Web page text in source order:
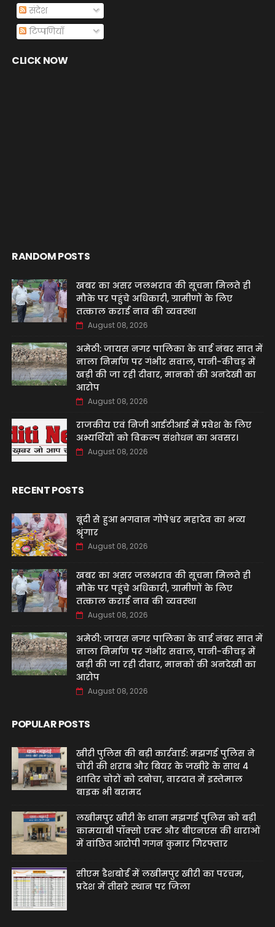
संदेश
टिप्पणियाँ
CLICK NOW
RANDOM POSTS
खबर का असर जलभराव की सूचना मिलते ही
मौके पर पहुंचे अधिकारी, ग्रामीणों के लिए
तत्काल कराई नाव की व्यवस्था
August 08, 2026
अमेठी: जायस नगर पालिका के वार्ड नंबर सात में
नाला निर्माण पर गंभीर सवाल, पानी-कीचड़ में
खड़ी की जा रही दीवार, मानकों की अनदेखी का
आरोप
August 08, 2026
‌राजकीय एवं निजी आईटीआई में प्रवेश के लिए
अभ्यर्थियों को विकल्प संशोधन का अवसर।
August 08, 2026
RECENT POSTS
बूंदी से हुआ भगवान गोपेश्वर महादेव का भव्य
श्रृंगार
August 08, 2026
खबर का असर जलभराव की सूचना मिलते ही
मौके पर पहुंचे अधिकारी, ग्रामीणों के लिए
तत्काल कराई नाव की व्यवस्था
August 08, 2026
अमेठी: जायस नगर पालिका के वार्ड नंबर सात में
नाला निर्माण पर गंभीर सवाल, पानी-कीचड़ में
खड़ी की जा रही दीवार, मानकों की अनदेखी का
आरोप
August 08, 2026
POPULAR POSTS
खीरी पुलिस की बड़ी कार्रवाई: मझगई पुलिस ने
चोरी की शराब और बियर के जखीरे के साथ 4
शातिर चोरों को दबोचा, वारदात में इस्तेमाल
बाइक भी बरामद
लखीमपुर खीरी के थाना मझगई पुलिस को बड़ी
कामयाबी पॉक्सो एक्ट और बीएनएस की धाराओं
में वांछित आरोपी गगन कुमार गिरफ्तार
सीएम डैशबोर्ड में लखीमपुर खीरी का परचम,
प्रदेश में तीसरे स्थान पर जिला